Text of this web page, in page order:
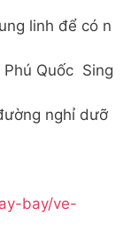
linh để có n
Quốc Sing
nghỉ dưỡ
bay/ve-